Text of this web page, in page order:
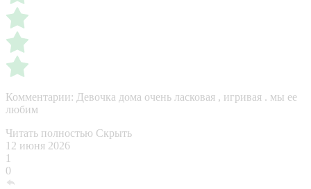
Комментарии: Девочка дома очень ласковая , игривая . мы ее
любим
Читать полностью Скрыть
12 июня 2026
1
0